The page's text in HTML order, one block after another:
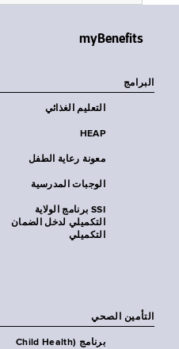
myBenefits
البرامج
التعليم الغذائي
HEAP
معونة رعاية الطفل
الوجبات المدرسية
SSI برنامج الولاية
التكميلي لدخل الضمان
التكميلي
التأمين الصحي
برنامج (Child Health